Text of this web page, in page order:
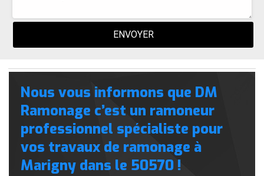
Nous vous informons que DM
Ramonage c’est un ramoneur
professionnel spécialiste pour
vos travaux de ramonage à
Marigny dans le 50570 !